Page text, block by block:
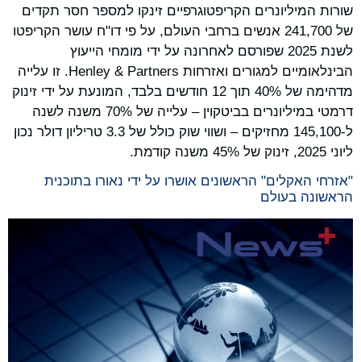
שורות המיליונרים הקריפטוגרפיים זינקו למספר חסר תקדים
של 241,700 אנשים ברחבי העולם, על פי דו"ח עושר הקריפטו
לשנת 2025 שפורסם לאחרונה על ידי מומחי הייעוץ
הבינלאומיים למגורים ואזרחות Henley & Partners. זו עלייה
מדהימה של 40% תוך 12 חודשים בלבד, המונעת על ידי זינוק
דרמטי במיליונרים בביטקוין – עלייה של 70% משנה לשנה
ל-145,100 מחזיקים – ושווי שוק כולל של 3.3 טריליון דולר נכון
ליוני 2025, זינוק של 45% משנה קודמת.
"אזרחי האקלים" הראשונים אושרו על ידי נאורו בתוכנית
הראשונה בעולם